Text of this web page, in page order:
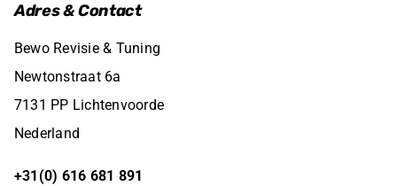
Adres & Contact
Bewo Revisie & Tuning
Newtonstraat 6a
7131 PP Lichtenvoorde
Nederland
+31(0) 616 681 891